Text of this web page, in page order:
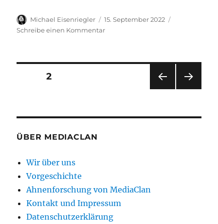
Autor
Michael Eisenriegler
Veröffentlicht
am
15. September 2022
Schreibe einen Kommentarzu
Seitennummerierung
Beiträge
SEIT
SEITE2
E
ÜBER MEDIACLAN
Wir über uns
Vorgeschichte
Ahnenforschung von MediaClan
Kontakt und Impressum
Datenschutzerklärung